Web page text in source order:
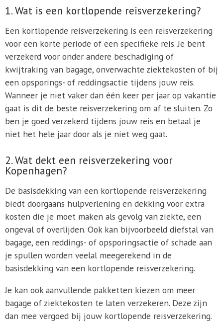
1. Wat is een kortlopende reisverzekering?
Een kortlopende reisverzekering is een reisverzekering
voor een korte periode of een specifieke reis. Je bent
verzekerd voor onder andere beschadiging of
kwijtraking van bagage, onverwachte ziektekosten of bij
een opsporings- of reddingsactie tijdens jouw reis.
Wanneer je niet vaker dan één keer per jaar op vakantie
gaat is dit de beste reisverzekering om af te sluiten. Zo
ben je goed verzekerd tijdens jouw reis en betaal je
niet het hele jaar door als je niet weg gaat.
2. Wat dekt een reisverzekering voor
Kopenhagen?
De basisdekking van een kortlopende reisverzekering
biedt doorgaans hulpverlening en dekking voor extra
kosten die je moet maken als gevolg van ziekte, een
ongeval of overlijden. Ook kan bijvoorbeeld diefstal van
bagage, een reddings- of opsporingsactie of schade aan
je spullen worden veelal meegerekend in de
basisdekking van een kortlopende reisverzekering.
Je kan ook aanvullende pakketten kiezen om meer
bagage of ziektekosten te laten verzekeren. Deze zijn
dan mee vergoed bij jouw kortlopende reisverzekering.